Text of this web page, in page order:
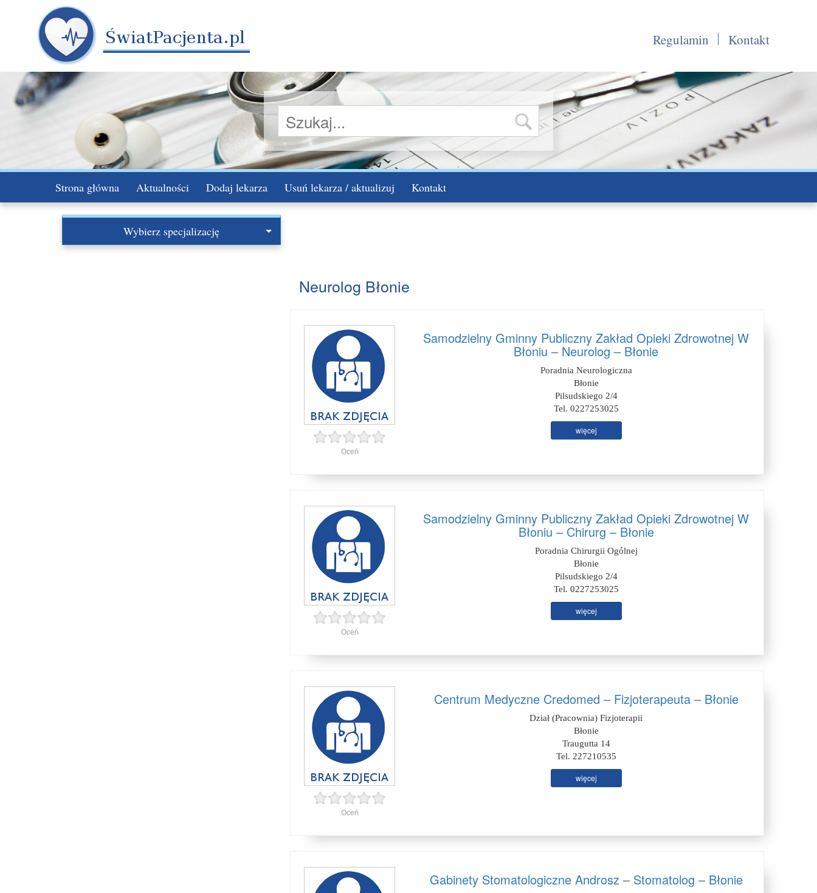
Regulamin Kontakt
Strona główna Aktualności Dodaj lekarza Usuń lekarza / aktualizuj Kontakt
Wybierz specjalizację
Neurolog Błonie
Oceń
Samodzielny Gminny Publiczny Zakład Opieki Zdrowotnej W
Błoniu – Neurolog – Błonie
Poradnia Neurologiczna
Błonie
Pilsudskiego 2/4
Tel. 0227253025
więcej
Oceń
Samodzielny Gminny Publiczny Zakład Opieki Zdrowotnej W
Błoniu – Chirurg – Błonie
Poradnia Chirurgii Ogólnej
Błonie
Pilsudskiego 2/4
Tel. 0227253025
więcej
Oceń
Centrum Medyczne Credomed – Fizjoterapeuta – Błonie
Dział (Pracownia) Fizjoterapii
Błonie
Traugutta 14
Tel. 227210535
więcej
Gabinety Stomatologiczne Androsz – Stomatolog – Błonie